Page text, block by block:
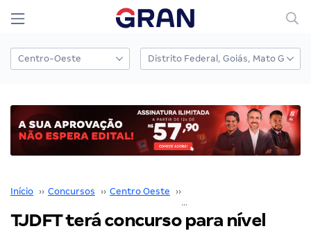
Início ›› Concursos ›› Centro Oeste ››
TJDFT terá concurso para nível